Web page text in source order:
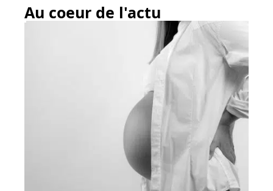
Au coeur de l'actu